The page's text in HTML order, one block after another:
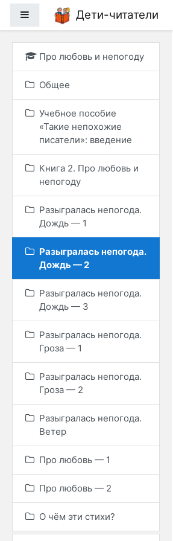
Боковая панельДети-читатели
Про любовь и непогоду
Общее
Учебное пособие
«Такие непохожие
писатели»: введение
Книга 2. Про любовь и
непогоду
Разыгралась непогода.
Дождь — 1
Разыгралась непогода.
Дождь — 2
Разыгралась непогода.
Дождь — 3
Разыгралась непогода.
Гроза — 1
Разыгралась непогода.
Гроза — 2
Разыгралась непогода.
Ветер
Про любовь — 1
Про любовь — 2
О чём эти стихи?